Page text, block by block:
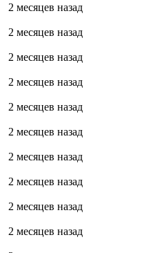
2 месяцев назад
2 месяцев назад
2 месяцев назад
2 месяцев назад
2 месяцев назад
2 месяцев назад
2 месяцев назад
2 месяцев назад
2 месяцев назад
2 месяцев назад